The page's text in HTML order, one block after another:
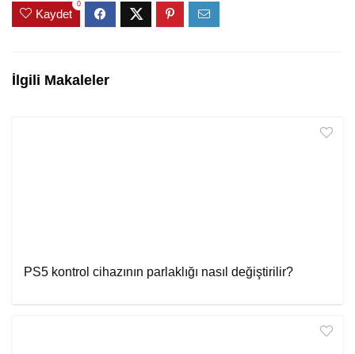
Kaydet
0
İlgili Makaleler
PS5 kontrol cihazının parlaklığı nasıl değiştirilir?